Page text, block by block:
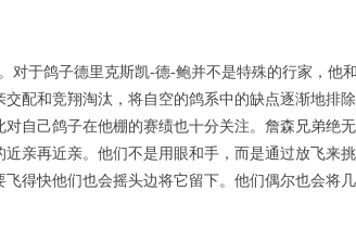
于鸽子德里克斯凯-德-鲍并不是特殊的行家，他
配和竞翔淘汰，将自空的鸽系中的缺点逐渐地排
自己鸽子在他棚的赛绩也十分关注。詹森兄弟绝
亲再近亲。他们不是用眼和手，而是通过放飞来
得快他们也会摇头边将它留下。他们偶尔也会将